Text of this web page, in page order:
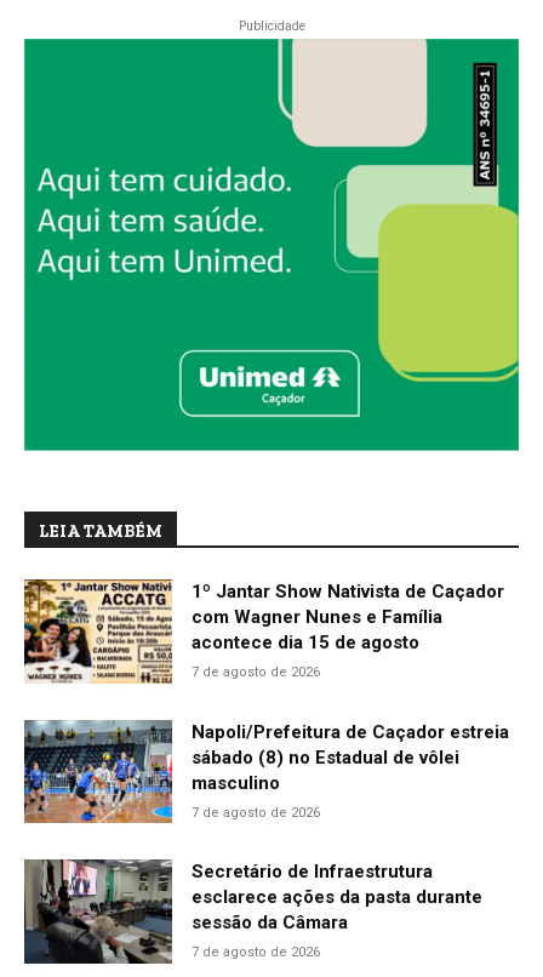
Publicidade
LEIA TAMBÉM
1º Jantar Show Nativista de Caçador
com Wagner Nunes e Família
acontece dia 15 de agosto
7 de agosto de 2026
Napoli/Prefeitura de Caçador estreia
sábado (8) no Estadual de vôlei
masculino
7 de agosto de 2026
Secretário de Infraestrutura
esclarece ações da pasta durante
sessão da Câmara
7 de agosto de 2026